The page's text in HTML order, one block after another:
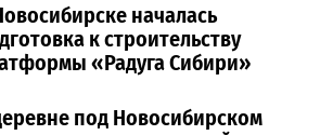
началась
к строительству
«Радуга Сибири»
под Новосибирском